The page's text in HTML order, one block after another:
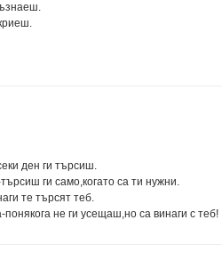
ден ги търсиш.
ги само,когато са ти нужни.
те търсят теб.
не ги усещаш,но са винаги с теб!